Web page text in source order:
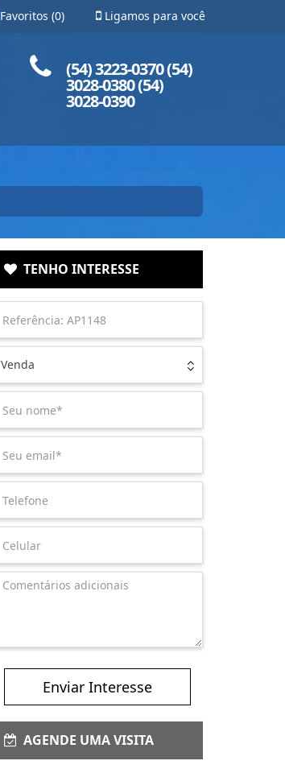
Ligamos para você
Favoritos (0)
(54) 3223-0370 (54)
3028-0380 (54)
3028-0390
TENHO INTERESSE
Venda
Enviar Interesse
AGENDE UMA VISITA